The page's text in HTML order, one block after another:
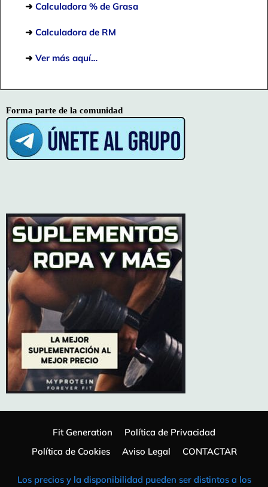
➜ Calculadora % de Grasa
➜ Calculadora de RM
➜ Ver más aquí…
Forma parte de la comunidad
Fit Generation
Política de Privacidad
Política de Cookies
Aviso Legal CONTACTAR
Los precios y la disponibilidad pueden ser distintos a los